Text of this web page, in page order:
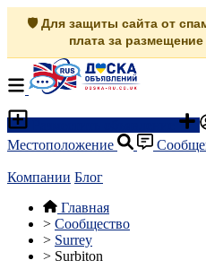
🛡️ Для защиты сайта от
плата за
Местоположение
Компании Блог
Главная
> Сообщество
> Surrey
> Surbiton